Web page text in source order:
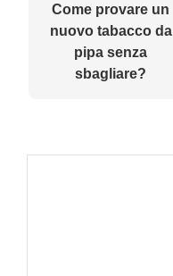
Come provare un
nuovo tabacco da
pipa senza
sbagliare?